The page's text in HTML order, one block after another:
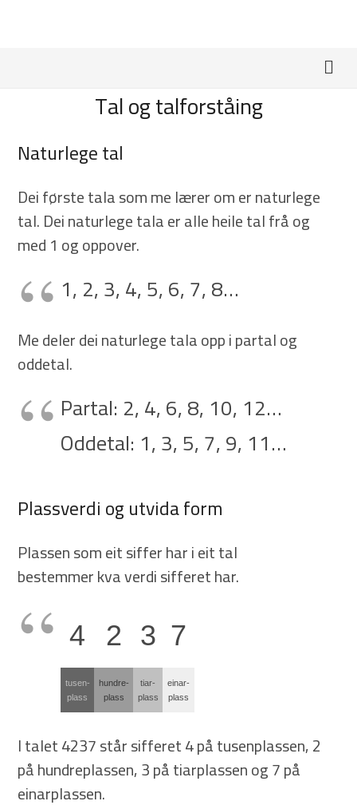
Tal og talforståing
Naturlege tal
Dei første tala som me lærer om er naturlege
tal. Dei naturlege tala er alle heile tal frå og
med 1 og oppover.
1, 2, 3, 4, 5, 6, 7, 8…
Me deler dei naturlege tala opp i partal og
oddetal.
Partal: 2, 4, 6, 8, 10, 12…
Oddetal: 1, 3, 5, 7, 9, 11…
Plassverdi og utvida form
Plassen som eit siffer har i eit tal
bestemmer kva verdi sifferet har.
4 2 3 7
tusen-
plass
hundre-
plass
tiar-
plass
einar-
plass
I talet 4237 står sifferet 4 på tusenplassen, 2
på hundreplassen, 3 på tiarplassen og 7 på
einarplassen.